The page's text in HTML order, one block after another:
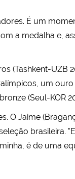
É um
a medalha e,
(Tashkent-UZB
um ouro
(Seul-KOR
O Jaime
brasileira.
é de uma